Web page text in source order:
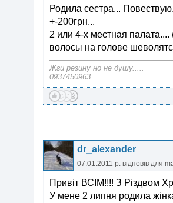
Родила сестра...
+-200грн...
2 или 4-х местная
волосы на голове
Жги резину но не душу.....
0937450963
dr_alexander
07.01.2011 р. відповів для
Привіт ВСІМ!!!! З Різдвом
У мене 2 липня родила